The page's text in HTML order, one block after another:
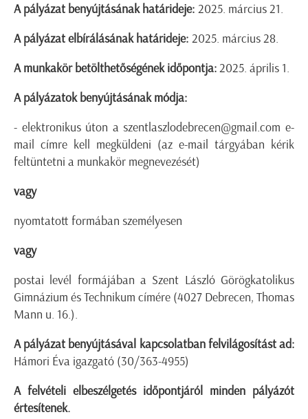
A pályázat benyújtásának határideje: 2025. március 21.
A pályázat elbírálásának határideje: 2025. március 28.
A munkakör betölthetőségének időpontja:2025. április 1.
A pályázatok benyújtásának módja:
- elektronikus úton a szentlaszlodebrecen@gmail.com e-
mail címre kell megküldeni (az e-mail tárgyában kérik
feltüntetni a munkakör megnevezését)
vagy
nyomtatott formában személyesen
vagy
postai levél formájában a Szent László Görögkatolikus
Gimnázium és Technikum címére (4027 Debrecen, Thomas
Mann u. 16.).
A pályázat benyújtásával kapcsolatban felvilágosítást ad:
Hámori Éva igazgató (30/363-4955)
A felvételi elbeszélgetés időpontjáról minden pályázót
értesítenek.